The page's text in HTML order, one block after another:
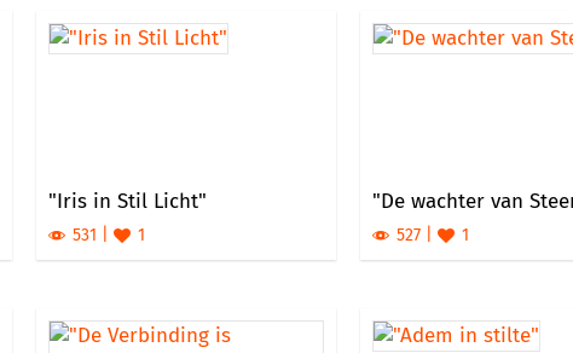
"Iris in Stil Licht"
531 1
"De wachter van
527 1